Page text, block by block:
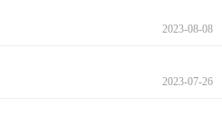
2023-08-08
2023-07-26